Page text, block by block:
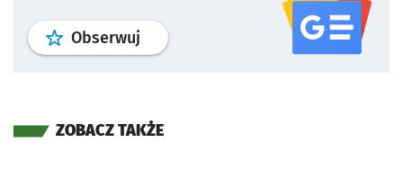
Obserwuj profil serwisu
ZOBACZ TAKŻE